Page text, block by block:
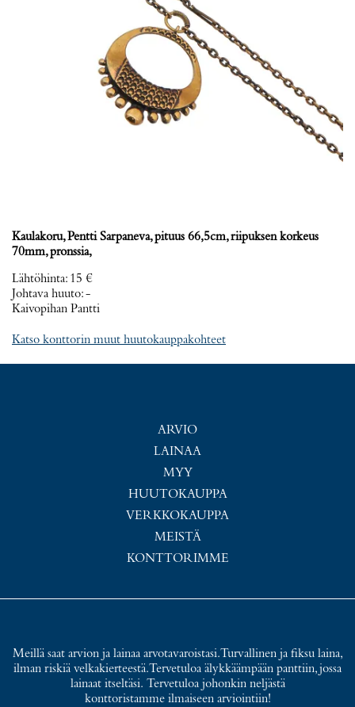
Kaulakoru, Pentti Sarpaneva, pituus 66,5cm, riipuksen korkeus
70mm, pronssia,
Lähtöhinta: 15 €
Johtava huuto:-
Kaivopihan Pantti
Katso konttorin muut huutokauppakohteet
ARVIO
LAINAA
MYY
HUUTOKAUPPA
VERKKOKAUPPA
MEISTÄ
KONTTORIMME
Meillä saat arvion ja lainaa arvotavaroistasi. Turvallinen ja fiksu laina,
ilman riskiä velkakierteestä. Tervetuloa älykkäämpään panttiin, jossa
lainaat itseltäsi. Tervetuloa johonkin neljästä
konttoristamme ilmaiseen arviointiin!